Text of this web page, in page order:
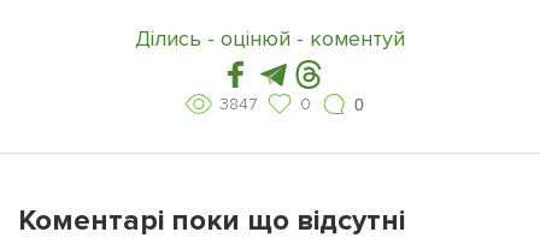
Ділись - оцінюй - коментуй
3847 0 0
Коментарі поки що відсутні